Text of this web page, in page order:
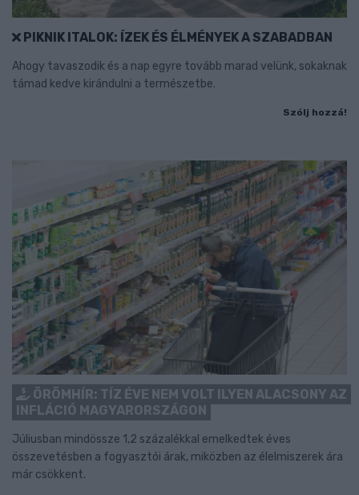
PIKNIK ITALOK: ÍZEK ÉS ÉLMÉNYEK A SZABADBAN
Ahogy tavaszodik és a nap egyre tovább marad velünk, sokaknak
támad kedve kirándulni a természetbe.
Szólj hozzá!
ÖRÖMHÍR: TÍZ ÉVE NEM VOLT ILYEN ALACSONY AZ
INFLÁCIÓ MAGYARORSZÁGON
Júliusban mindössze 1,2 százalékkal emelkedtek éves
összevetésben a fogyasztói árak, miközben az élelmiszerek ára
már csökkent.